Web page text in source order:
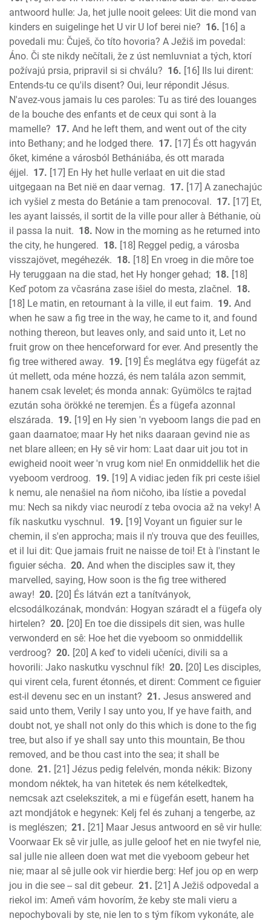
antwoord hulle: Ja, het julle nooit gelees: Uit die mond van
kinders en suigelinge het U vir U lof berei nie? 16. [16] a
povedali mu: Čuješ, čo títo hovoria? A Ježiš im povedal:
Áno. Či ste nikdy nečítali, že z úst nemluvniat a tých, ktorí
požívajú prsia, pripravil si si chválu? 16. [16] Ils lui dirent:
Entends-tu ce qu'ils disent? Oui, leur répondit Jésus.
N'avez-vous jamais lu ces paroles: Tu as tiré des louanges
de la bouche des enfants et de ceux qui sont à la
mamelle? 17. And he left them, and went out of the city
into Bethany; and he lodged there. 17. [17] És ott hagyván
őket, kiméne a városból Bethániába, és ott marada
éjjel. 17. [17] En Hy het hulle verlaat en uit die stad
uitgegaan na Bet nië en daar vernag. 17. [17] A zanechajúc
ich vyšiel z mesta do Betánie a tam prenocoval. 17. [17] Et,
les ayant laissés, il sortit de la ville pour aller à Béthanie, où
il passa la nuit. 18. Now in the morning as he returned into
the city, he hungered. 18. [18] Reggel pedig, a városba
visszajövet, megéhezék. 18. [18] En vroeg in die môre toe
Hy teruggaan na die stad, het Hy honger gehad; 18. [18]
Keď potom za včasrána zase išiel do mesta, zlačnel. 18.
[18] Le matin, en retournant à la ville, il eut faim. 19. And
when he saw a fig tree in the way, he came to it, and found
nothing thereon, but leaves only, and said unto it, Let no
fruit grow on thee henceforward for ever. And presently the
fig tree withered away. 19. [19] És meglátva egy fügefát az
út mellett, oda méne hozzá, és nem talála azon semmit,
hanem csak levelet; és monda annak: Gyümölcs te rajtad
ezután soha örökké ne teremjen. És a fügefa azonnal
elszárada. 19. [19] en Hy sien 'n vyeboom langs die pad en
gaan daarnatoe; maar Hy het niks daaraan gevind nie as
net blare alleen; en Hy sê vir hom: Laat daar uit jou tot in
ewigheid nooit weer 'n vrug kom nie! En onmiddellik het die
vyeboom verdroog. 19. [19] A vidiac jeden fík pri ceste išiel
k nemu, ale nenašiel na ňom ničoho, iba lístie a povedal
mu: Nech sa nikdy viac neurodí z teba ovocia až na veky! A
fík naskutku vyschnul. 19. [19] Voyant un figuier sur le
chemin, il s'en approcha; mais il n'y trouva que des feuilles,
et il lui dit: Que jamais fruit ne naisse de toi! Et à l'instant le
figuier sécha. 20. And when the disciples saw it, they
marvelled, saying, How soon is the fig tree withered
away! 20. [20] És látván ezt a tanítványok,
elcsodálkozának, mondván: Hogyan száradt el a fügefa oly
hirtelen? 20. [20] En toe die dissipels dit sien, was hulle
verwonderd en sê: Hoe het die vyeboom so onmiddellik
verdroog? 20. [20] A keď to videli učeníci, divili sa a
hovorili: Jako naskutku vyschnul fík! 20. [20] Les disciples,
qui virent cela, furent étonnés, et dirent: Comment ce figuier
est-il devenu sec en un instant? 21. Jesus answered and
said unto them, Verily I say unto you, If ye have faith, and
doubt not, ye shall not only do this which is done to the fig
tree, but also if ye shall say unto this mountain, Be thou
removed, and be thou cast into the sea; it shall be
done. 21. [21] Jézus pedig felelvén, monda nékik: Bizony
mondom néktek, ha van hitetek és nem kételkedtek,
nemcsak azt cselekszitek, a mi e fügefán esett, hanem ha
azt mondjátok e hegynek: Kelj fel és zuhanj a tengerbe, az
is meglészen; 21. [21] Maar Jesus antwoord en sê vir hulle:
Voorwaar Ek sê vir julle, as julle geloof het en nie twyfel nie,
sal julle nie alleen doen wat met die vyeboom gebeur het
nie; maar al sê julle ook vir hierdie berg: Hef jou op en werp
jou in die see -- sal dit gebeur. 21. [21] A Ježiš odpovedal a
riekol im: Ameň vám hovorím, že keby ste mali vieru a
nepochybovali by ste, nie len to s tým fíkom vykonáte, ale